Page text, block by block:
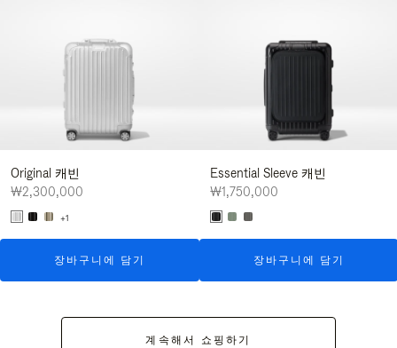
Original 캐빈
₩2,300,000
+1
장바구니에 담기
Essential Sleeve 캐빈
₩1,750,000
장바구니에 담기
계속해서 쇼핑하기